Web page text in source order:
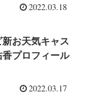
2022.03.18
お天気キャス
プロフィール
2022.03.17